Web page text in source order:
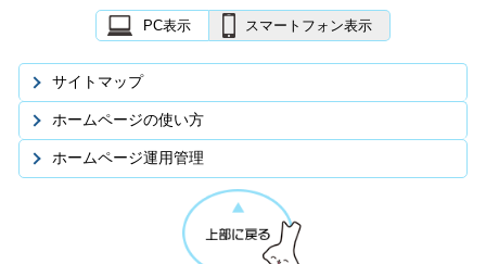
PC表示 スマートフォン表示
サイトマップ
ホームページの使い方
ホームページ運用管理